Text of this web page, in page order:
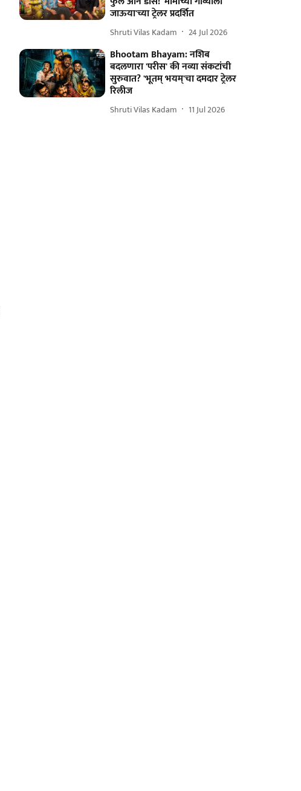
जाऊया'च्या ट्रेलर प्रदर्शित
Shruti Vilas Kadam 24 Jul 2026
Bhootam Bhayam: नशिब
बदलणारा 'परीस' की नव्या संकटांची
सुरुवात? 'भूतम् भयम्'चा दमदार ट्रेलर
रिलीज
Shruti Vilas Kadam 11 Jul 2026